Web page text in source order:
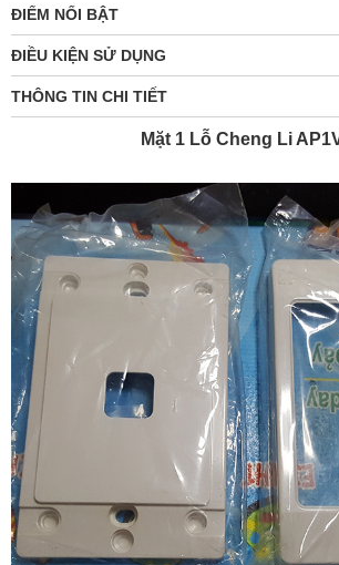
ĐIỂM NỔI BẬT
ĐIỀU KIỆN SỬ DỤNG
THÔNG TIN CHI TIẾT
Mặt 1 Lỗ Cheng Li